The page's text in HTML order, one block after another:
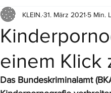
einem Klick
KLEIN. 31. März 2021 5 Min.
Das Bundeskriminalamt